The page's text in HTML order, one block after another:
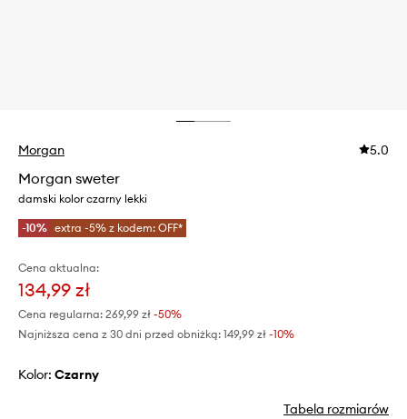
Morgan 5.0
Morgan sweter
damski kolor czarny lekki
-10% extra -5% z kodem: OFF*
Cena aktualna:
134,99 zł
Cena regularna: 269,99 zł -50%
Najniższa cena z 30 dni przed obniżką: 149,99 zł -10%
Kolor: czarny
Tabela rozmiarów